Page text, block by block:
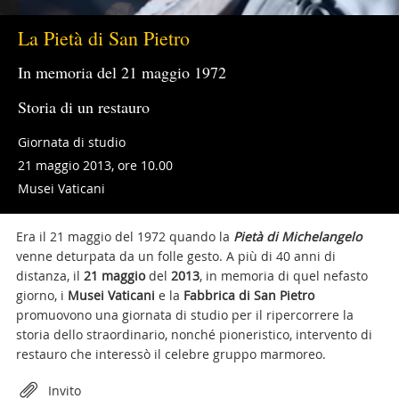
La Pietà di San Pietro
In memoria del 21 maggio 1972
Storia di un restauro
Giornata di studio
21 maggio 2013, ore 10.00
Musei Vaticani
Era il 21 maggio del 1972 quando la Pietà di Michelangelo
venne deturpata da un folle gesto. A più di 40 anni di
distanza, il 21 maggiodel 2013, in memoria di quel nefasto
giorno, i Musei Vaticani e la Fabbrica di San Pietro
promuovono una giornata di studio per il ripercorrere la
storia dello straordinario, nonché pioneristico, intervento di
restauro che interessò il celebre gruppo marmoreo.
Attachments
Invito